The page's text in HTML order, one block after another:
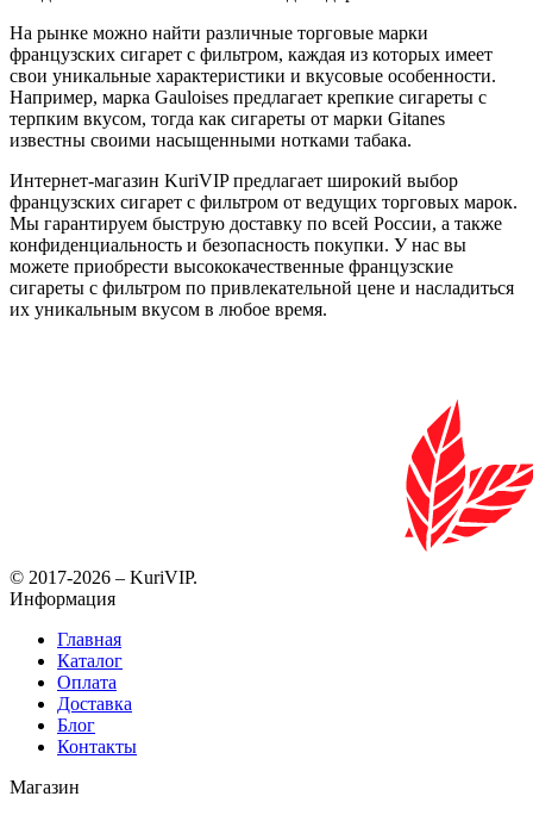
На рынке можно найти различные торговые марки
французских сигарет с фильтром, каждая из которых имеет
свои уникальные характеристики и вкусовые особенности.
Например, марка Gauloises предлагает крепкие сигареты с
терпким вкусом, тогда как сигареты от марки Gitanes
известны своими насыщенными нотками табака.
Интернет-магазин KuriVIP предлагает широкий выбор
французских сигарет с фильтром от ведущих торговых марок.
Мы гарантируем быструю доставку по всей России, а также
конфиденциальность и безопасность покупки. У нас вы
можете приобрести высококачественные французские
сигареты с фильтром по привлекательной цене и насладиться
их уникальным вкусом в любое время.
© 2017-2026 – KuriVIP.
Информация
Главная
Каталог
Оплата
Доставка
Блог
Контакты
Магазин